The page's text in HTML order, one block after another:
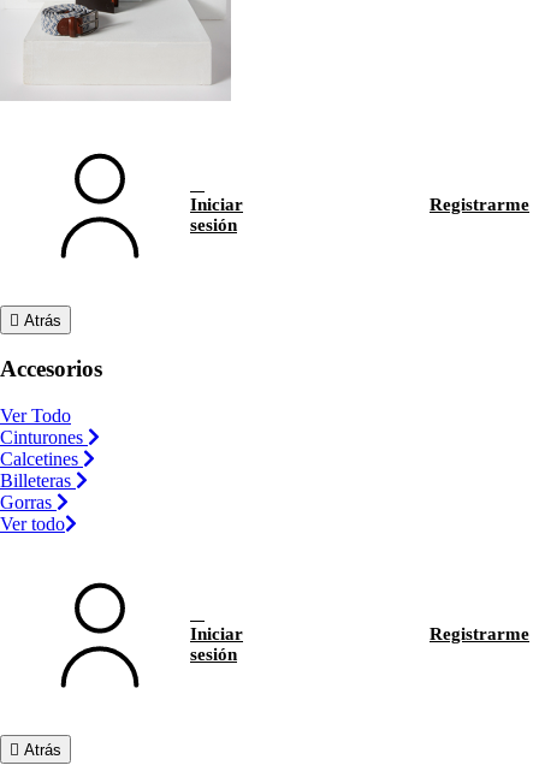
Iniciar
sesión
Registrarme
Atrás
Accesorios
Ver Todo
Cinturones
Calcetines
Billeteras
Gorras
Ver todo
Iniciar
sesión
Registrarme
Atrás